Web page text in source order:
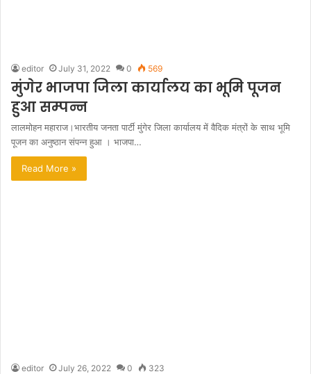
editor July 31, 2022 0 569
मुंगेर भाजपा जिला कार्यालय का भूमि पूजन
हुआ सम्पन्न
लालमोहन महाराज।भारतीय जनता पार्टी मुंगेर जिला कार्यालय में वैदिक मंत्रों के साथ भूमि
पूजन का अनुष्ठान संपन्न हुआ । भाजपा…
Read More »
editor July 26, 2022 0 323